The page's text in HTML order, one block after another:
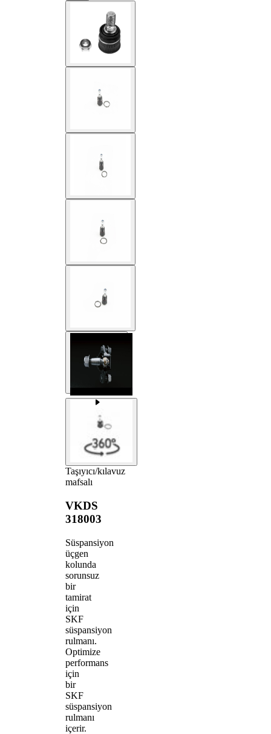
Taşıyıcı/kılavuz
mafsalı
VKDS
318003
Süspansiyon
üçgen
kolunda
sorunsuz
bir
tamirat
için
SKF
süspansiyon
rulmanı.
Optimize
performans
için
bir
SKF
süspansiyon
rulmanı
içerir.